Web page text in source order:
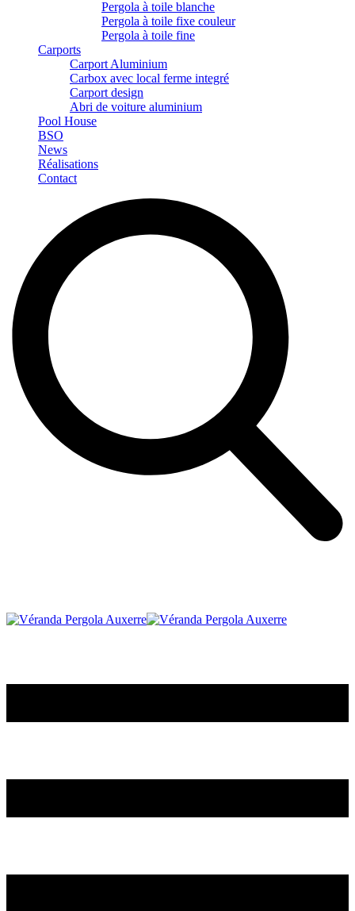
Pergola à toile blanche
Pergola à toile fixe couleur
Pergola à toile fine
Carports
Carport Aluminium
Carbox avec local ferme integré
Carport design
Abri de voiture aluminium
Pool House
BSO
News
Réalisations
Contact